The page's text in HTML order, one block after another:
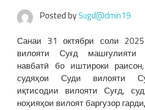
Posted bySugd@dmin19
Санаи 31 октябри соли
вилояти Суғд машғулияти
навбатӣ бо иштироки
судяҳои Суди вилояти
иқтисодии вилояти Суғд,
ноҳияҳои вилоят баргузор